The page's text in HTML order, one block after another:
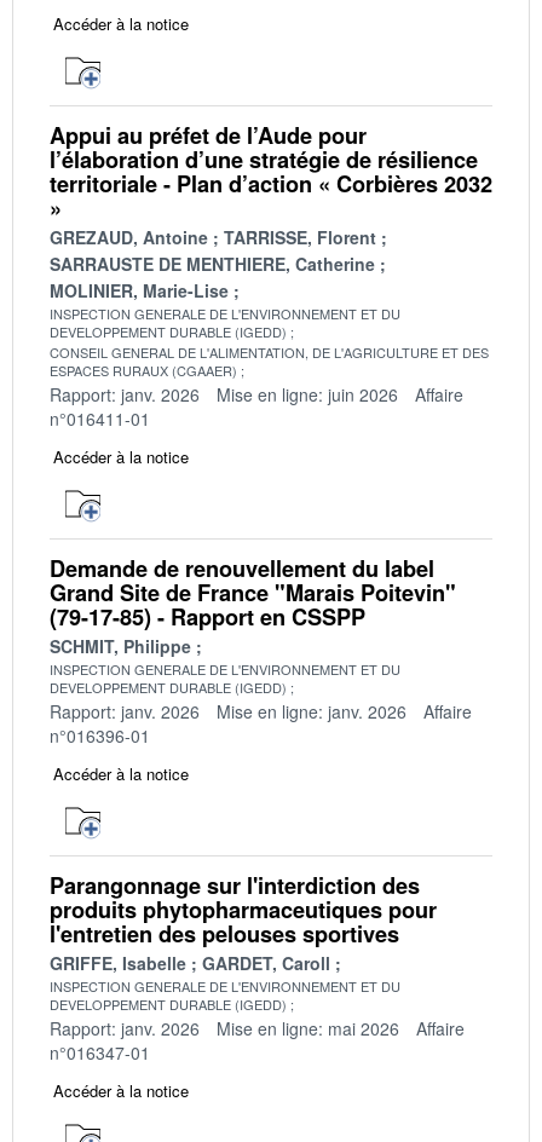
Accéder à la notice
Appui au préfet de l’Aude pour
l’élaboration d’une stratégie de résilience
territoriale - Plan d’action « Corbières 2032
»
GREZAUD, Antoine
TARRISSE, Florent
SARRAUSTE DE MENTHIERE, Catherine
MOLINIER, Marie-Lise
INSPECTION GENERALE DE L'ENVIRONNEMENT ET DU
DEVELOPPEMENT DURABLE (IGEDD)
CONSEIL GENERAL DE L'ALIMENTATION, DE L'AGRICULTURE ET DES
ESPACES RURAUX (CGAAER)
Rapport: janv. 2026 Mise en ligne: juin 2026
Affaire
n°016411-01
Accéder à la notice
Demande de renouvellement du label
Grand Site de France "Marais Poitevin"
(79-17-85) - Rapport en CSSPP
SCHMIT, Philippe
INSPECTION GENERALE DE L'ENVIRONNEMENT ET DU
DEVELOPPEMENT DURABLE (IGEDD)
Rapport: janv. 2026 Mise en ligne: janv. 2026
Affaire
n°016396-01
Accéder à la notice
Parangonnage sur l'interdiction des
produits phytopharmaceutiques pour
l'entretien des pelouses sportives
GRIFFE, Isabelle GARDET, Caroll
INSPECTION GENERALE DE L'ENVIRONNEMENT ET DU
DEVELOPPEMENT DURABLE (IGEDD)
Rapport: janv. 2026 Mise en ligne: mai 2026
Affaire
n°016347-01
Accéder à la notice